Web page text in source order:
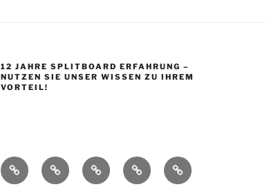
12 JAHRE SPLITBOARD ERFAHRUNG –
NUTZEN SIE UNSER WISSEN ZU IHREM
VORTEIL!
StartseiteShop
Splitboard
Base
Über
uns
Impressum